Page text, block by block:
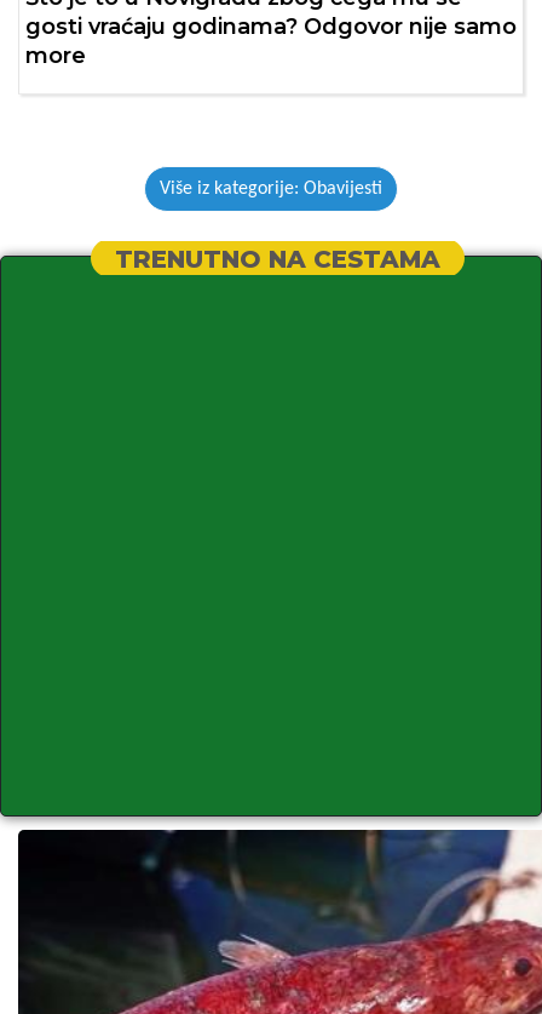
gosti vraćaju godinama? Odgovor nije samo
more
Više iz kategorije: Obavijesti
TRENUTNO NA CESTAMA